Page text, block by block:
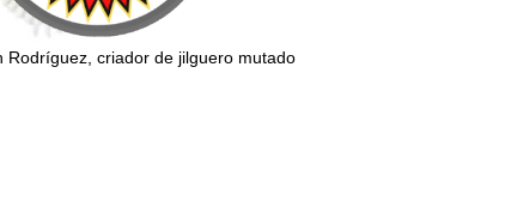
Rodríguez, criador de jilguero mutado